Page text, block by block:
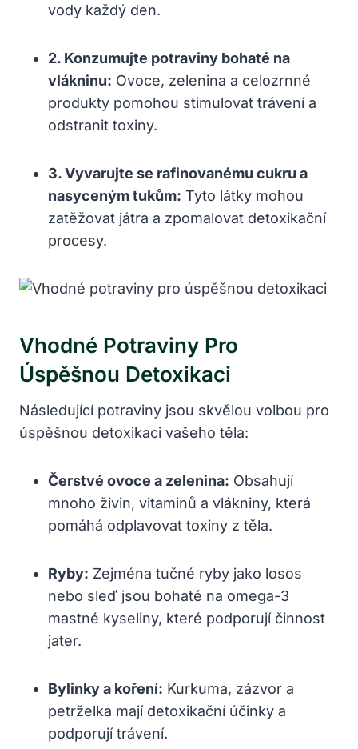
vody‌ každý den.
2. Konzumujte⁢ potraviny ⁢bohaté na
vlákninu: Ovoce, zelenina⁤ a celozrnné
produkty ‍pomohou ​stimulovat trávení a
odstranit toxiny.
3. Vyvarujte se rafinovanému cukru a
nasyceným tukům: Tyto látky mohou
zatěžovat ‍játra ⁢a zpomalovat detoxikační
procesy.
Vhodné Potraviny Pro
Úspěšnou Detoxikaci
Následující⁢ potraviny ⁢jsou skvělou volbou pro
úspěšnou detoxikaci vašeho ​těla:
Čerstvé ovoce a zelenina: Obsahují
mnoho živin, vitaminů a vlákniny, ⁢která ​
pomáhá ⁢odplavovat⁤ toxiny⁢ z těla.
Ryby: Zejména tučné ryby jako ​losos‍
nebo sleď jsou bohaté na ​omega-3 ​
mastné kyseliny, které podporují činnost
jater.
Bylinky ‍a koření: Kurkuma, zázvor a
petrželka mají detoxikační účinky a
podporují⁢ trávení.